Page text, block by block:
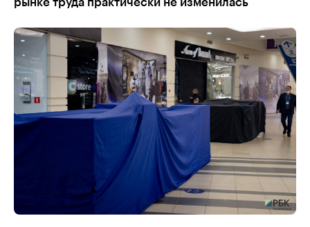
рынке труда практически не изменилась